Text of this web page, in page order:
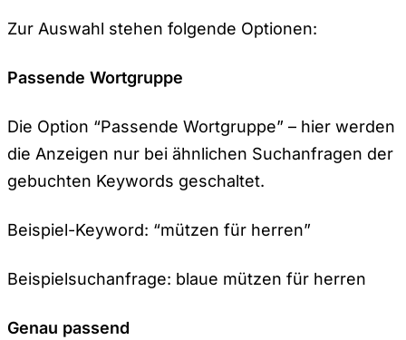
Zur Auswahl stehen folgende Optionen:
Passende Wortgruppe
Die Option “Passende Wortgruppe” – hier werden
die Anzeigen nur bei ähnlichen Suchanfragen der
gebuchten Keywords geschaltet.
Beispiel-Keyword: “mützen für herren”
Beispielsuchanfrage: blaue mützen für herren
Genau passend